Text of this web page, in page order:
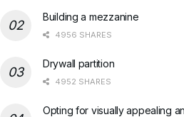
Building a mezzanine
4956 SHARES
Drywall partition
4952 SHARES
Opting for visually appealing